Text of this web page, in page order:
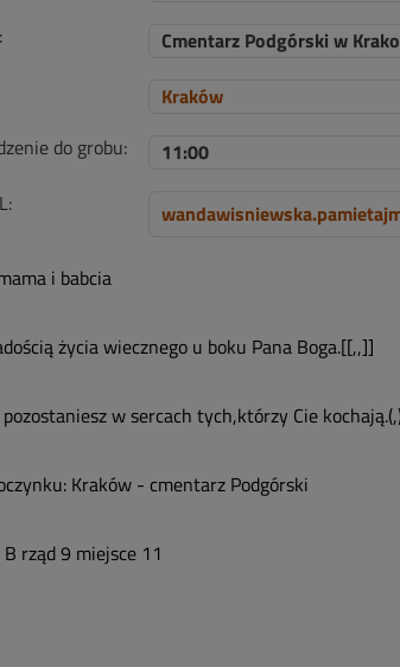
Cmentarz Podgórski w
Kraków
do grobu:
11:00
i babcia
życia wiecznego u boku Pana Boga.[[,,]]
w sercach tych,którzy Cie
Kraków - cmentarz Podgórski
rząd 9 miejsce 11